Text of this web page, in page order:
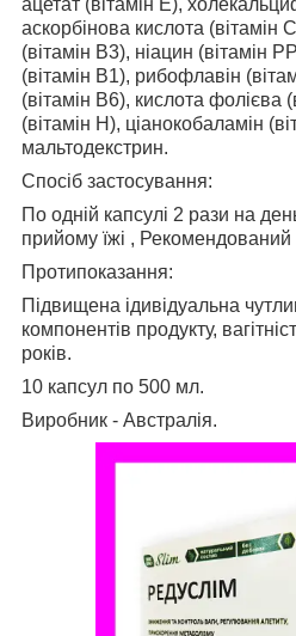
ацетат (вітамін Е),
аскорбінова кислота (вітамін
(вітамін В3), ніацин (вітамін
(вітамін В1), рибофлавін
(вітамін В6), кислота фолієва
(вітамін Н), ціанокобаламін
мальтодекстрин.
Спосіб застосування:
По одній капсулі 2 рази на
прийому їжі , Рекомендований
Протипоказання:
Підвищена ідивідуальна
компонентів продукту,
років.
10 капсул по 500 мл.
Виробник - Австралія.